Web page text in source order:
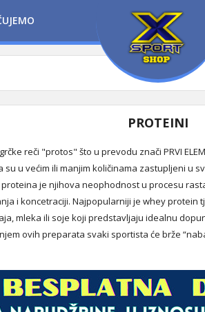
PROTEINI
reči "protos" što u prevodu znači PRVI
su u većim ili manjim količinama zastupljeni u
je njihova neophodnost u procesu
i koncetraciji. Najpopularniji je whey protein
mleka ili soje koji predstavljaju idealnu
ovih preparata svaki sportista će brže